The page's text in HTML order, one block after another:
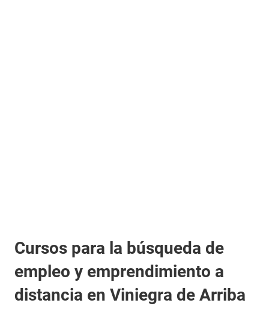
Cursos para la búsqueda de
empleo y emprendimiento a
distancia en Viniegra de Arriba